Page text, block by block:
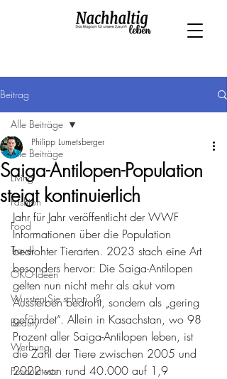
Beitrag
Alle Beiträge
Living
Fashion
Food
Travel
ÖKO-Ideen
Wussten Sie schon...?
Beauty
Werbung
Produkttests
Alle Beiträge
Saiga-Antilopen-Population
steigt kontinuierlich
Philipp Lumetsberger
Jahr für Jahr veröffentlicht der WWF
Informationen über die Population
bedrohter Tierarten. 2023 stach eine Art
besonders hervor: Die Saiga-Antilopen
gelten nun nicht mehr als akut vom
Aussterben bedroht, sondern als „gering
gefährdet“. Allein in Kasachstan, wo 98
Prozent aller Saiga-Antilopen leben, ist
die Zahl der Tiere zwischen 2005 und
2022 von rund 40.000 auf 1,9